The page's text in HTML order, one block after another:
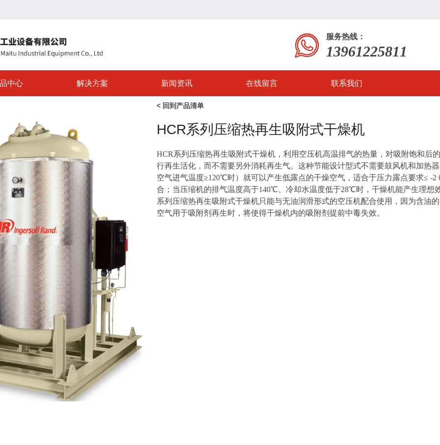
服务热线：
13961225811
中心 解决方案 新闻资讯 在线留言 联系我们
< 回到产品清单
HCR系列压缩热再生吸附式干燥机
HCR系列压缩热再生吸附式干燥机，利用空压机高温排气的热量，对吸附饱和后
行再生活化，而不需要另外消耗再生气。这种节能设计型式不需要鼓风机和加热
空气进气温度≥120℃时）就可以产生低露点的干燥空气，适合于压力露点要求≤ -
合；当压缩机的排气温度高于140℃、冷却水温度低于28℃时，干燥机能产生理想
系列压缩热再生吸附式干燥机只能与无油润滑形式的空压机配合使用，因为含油
空气用于吸附剂再生时，将使得干燥机内的吸附剂提前中毒失效。